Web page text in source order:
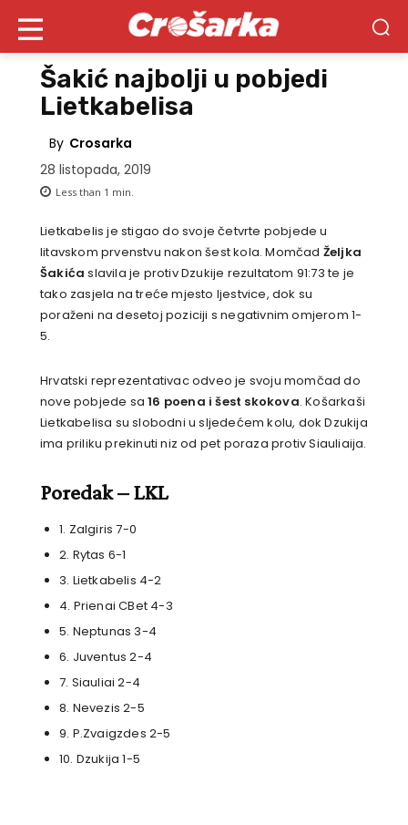
Šakić najbolji u pobjedi
Lietkabelisa
By Crosarka
28 listopada, 2019
Less than 1 min.
Lietkabelis je stigao do svoje četvrte pobjede u
litavskom prvenstvu nakon šest kola. Momčad Željka
Šakića slavila je protiv Dzukije rezultatom 91:73 te je
tako zasjela na treće mjesto ljestvice, dok su
poraženi na desetoj poziciji s negativnim omjerom 1-
5.
Hrvatski reprezentativac odveo je svoju momčad do
nove pobjede sa16 poena i šest skokova. Košarkaši
Lietkabelisa su slobodni u sljedećem kolu, dok Dzukija
ima priliku prekinuti niz od pet poraza protiv Siauliaija.
Poredak – LKL
1. Zalgiris7-0
2. Rytas 6-1
3. Lietkabelis 4-2
4. Prienai CBet 4-3
5. Neptunas3-4
6. Juventus2-4
7. Siauliai2-4
8. Nevezis2-5
9. P.Zvaigzdes 2-5
10. Dzukija1-5